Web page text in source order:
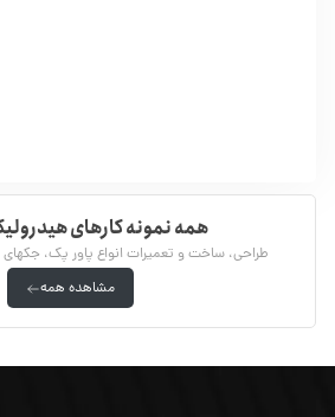
همه نمونه کارهای
طراحی، ساخت و تعمیرات انواع پاور پک،
مشاهده همه